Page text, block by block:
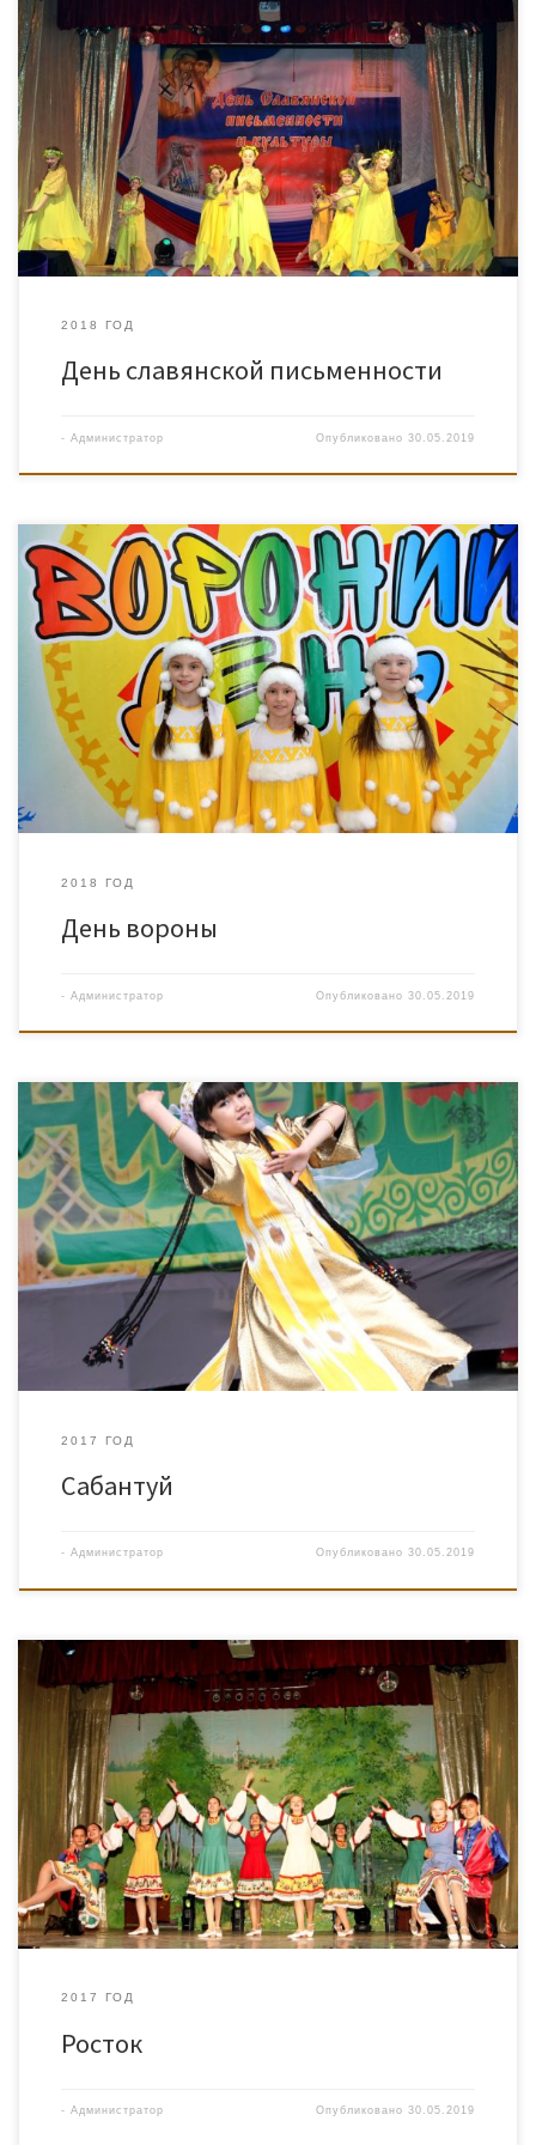
2018 ГОД
День славянской письменности
- Администратор Опубликовано30.05.2019
2018 ГОД
День вороны
- Администратор Опубликовано30.05.2019
2017 ГОД
Сабантуй
- Администратор Опубликовано30.05.2019
2017 ГОД
Росток
- Администратор Опубликовано30.05.2019